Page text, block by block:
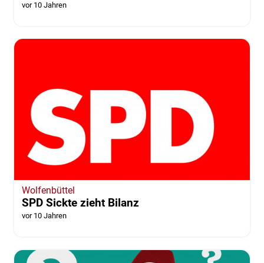
vor 10 Jahren
Wolfenbüttel
SPD Sickte zieht Bilanz
vor 10 Jahren